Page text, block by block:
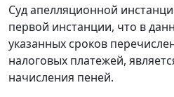
Суд апелляционной
первой инстанции, что в
указанных сроков
налоговых платежей,
начисления пеней.